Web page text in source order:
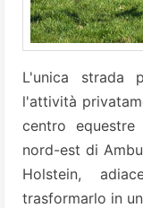
L'unica strada
l'attività
centro
nord-est di
Holstein,
trasformarlo in